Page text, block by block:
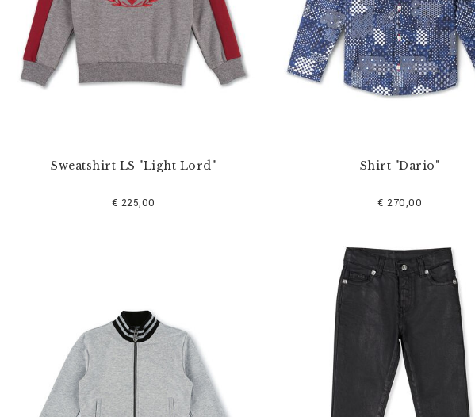
Sweatshirt LS "Light Lord"
€ 225,00
Shirt "Dario"
€ 270,00